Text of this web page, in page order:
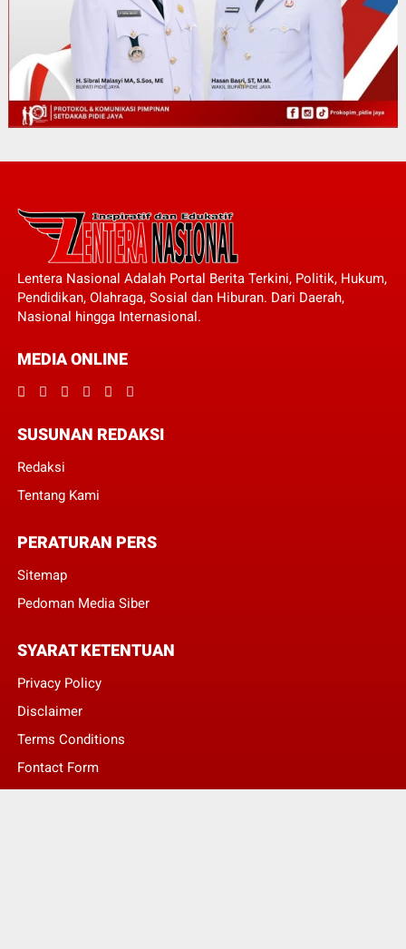
Lentera Nasional Adalah Portal Berita Terkini, Politik, Hukum,
Pendidikan, Olahraga, Sosial dan Hiburan. Dari Daerah,
Nasional hingga Internasional.
MEDIA ONLINE
SUSUNAN REDAKSI
Redaksi
Tentang Kami
PERATURAN PERS
Sitemap
Pedoman Media Siber
SYARAT KETENTUAN
Privacy Policy
Disclaimer
Terms Conditions
Fontact Form